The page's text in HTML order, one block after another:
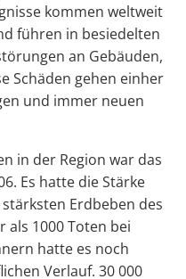
kommen weltweit
führen in besiedelten
an Gebäuden,
Schäden gehen einher
und immer neuen
in der Region war das
Es hatte die Stärke
Erdbeben des
als 1000 Toten bei
hatte es noch
Verlauf. 30 000